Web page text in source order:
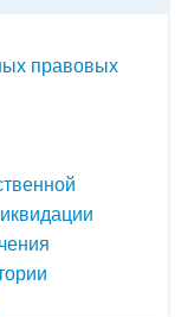
правовых